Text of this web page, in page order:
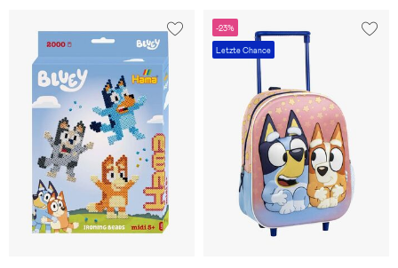
-23%
Letzte Chance